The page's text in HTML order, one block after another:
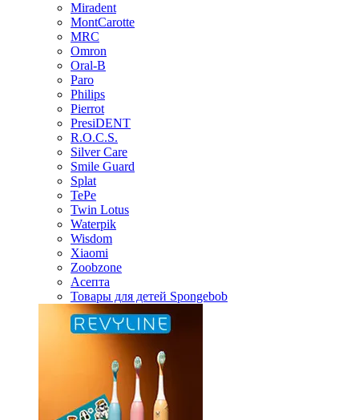
Miradent
MontCarotte
MRC
Omron
Oral-B
Paro
Philips
Pierrot
PresiDENT
R.O.C.S.
Silver Care
Smile Guard
Splat
TePe
Twin Lotus
Waterpik
Wisdom
Xiaomi
Zoobzone
Асепта
Товары для детей Spongebob